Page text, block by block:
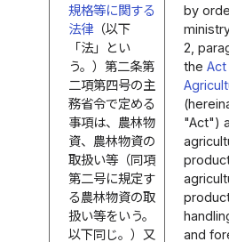
規格等に関する
法律（以下
「法」とい
う。）第二条第
二項第四号の主
務省令で定める
事項は、農林物
資、農林物資の
取扱い等（同項
第二号に規定す
る農林物資の取
扱い等をいう。
以下同じ。）又
by
2,
the
"Act")
and